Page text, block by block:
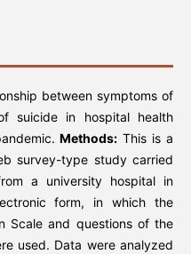
between symptoms of
suicide in hospital health
Methods: This is a
survey-type study carried
a university hospital in
form, in which the
Scale and questions of the
used. Data were analyzed